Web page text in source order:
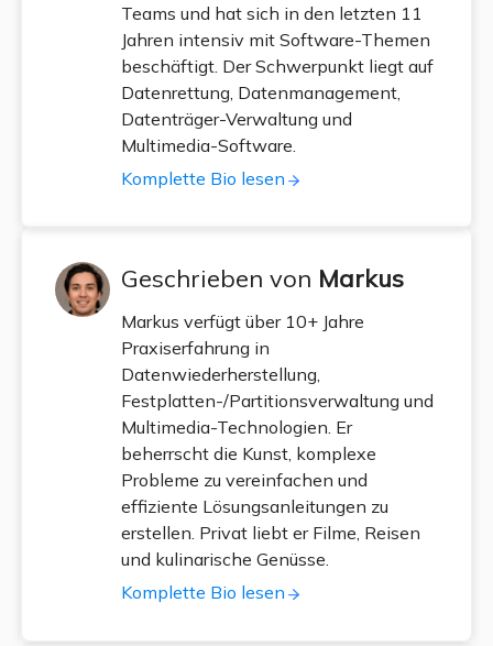
Teams und hat sich in den letzten 11
Jahren intensiv mit Software-Themen
beschäftigt. Der Schwerpunkt liegt auf
Datenrettung, Datenmanagement,
Datenträger-Verwaltung und
Multimedia-Software.
Komplette Bio lesen
Geschrieben von Markus
Markus verfügt über 10+ Jahre
Praxiserfahrung in
Datenwiederherstellung,
Festplatten-/Partitionsverwaltung und
Multimedia-Technologien. Er
beherrscht die Kunst, komplexe
Probleme zu vereinfachen und
effiziente Lösungsanleitungen zu
erstellen. Privat liebt er Filme, Reisen
und kulinarische Genüsse.
Komplette Bio lesen